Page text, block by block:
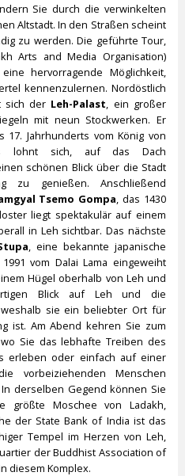
Sie durch die verwinkelten
Altstadt. In den Straßen scheint
zu werden. Die geführte Tour,
Arts and Media Organisation)
hervorragende Möglichkeit,
kennenzulernen. Nordöstlich
sich der Leh-Palast, ein großer
mit neun Stockwerken. Er
Jahrhunderts vom König von
lohnt sich, auf das Dach
schönen Blick über die Stadt
zu genießen. Anschließend
Tsemo Gompa, das 1430
liegt spektakulär auf einem
in Leh sichtbar. Das nächste
, eine bekannte japanische
vom Dalai Lama eingeweiht
Hügel oberhalb von Leh und
Blick auf Leh und die
sie ein beliebter Ort für
ist. Am Abend kehren Sie zum
Sie das lebhafte Treiben des
erleben oder einfach auf einer
vorbeiziehenden Menschen
derselben Gegend können Sie
größte Moschee von Ladakh,
der State Bank of India ist das
Tempel im Herzen von Leh,
der Buddhist Association of
diesem Komplex.